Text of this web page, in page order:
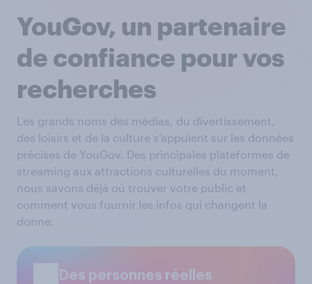
YouGov, un partenaire
de confiance pour vos
recherches
Les grands noms des médias, du divertissement,
des loisirs et de la culture s’appuient sur les données
précises de YouGov. Des principales plateformes de
streaming aux attractions culturelles du moment,
nous savons déjà où trouver votre public et
comment vous fournir les infos qui changent la
donne.
Des personnes réelles